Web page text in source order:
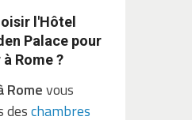
l'Hôtel
Palace pour
Rome ?
Romevous
deschambres